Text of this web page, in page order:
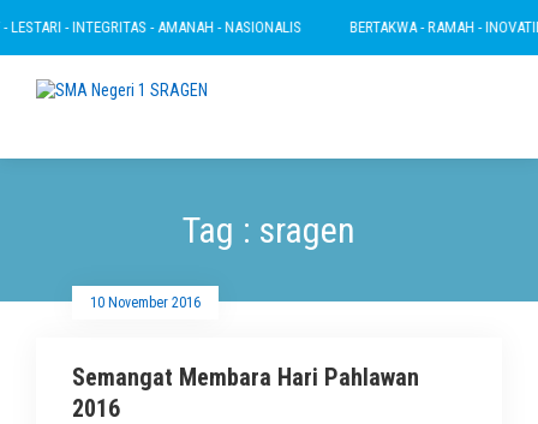
- INTEGRITAS - AMANAH - NASIONALIS BERTAKWA - RAMAH -
Tag : sragen
10 November 2016
Semangat Membara Hari Pahlawan
2016